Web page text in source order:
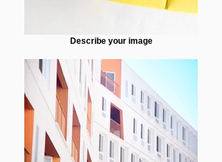
Describe your image